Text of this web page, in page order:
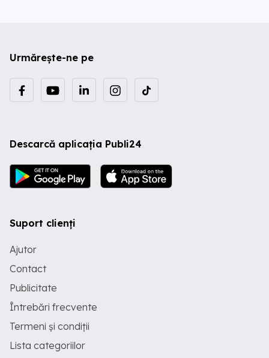
Urmărește-ne pe
Descarcă aplicația Publi24
Suport clienți
Ajutor
Contact
Publicitate
Întrebări frecvente
Termeni și condiții
Lista categoriilor